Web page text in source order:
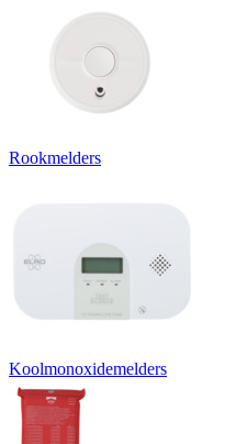
Rookmelders
Koolmonoxidemelders